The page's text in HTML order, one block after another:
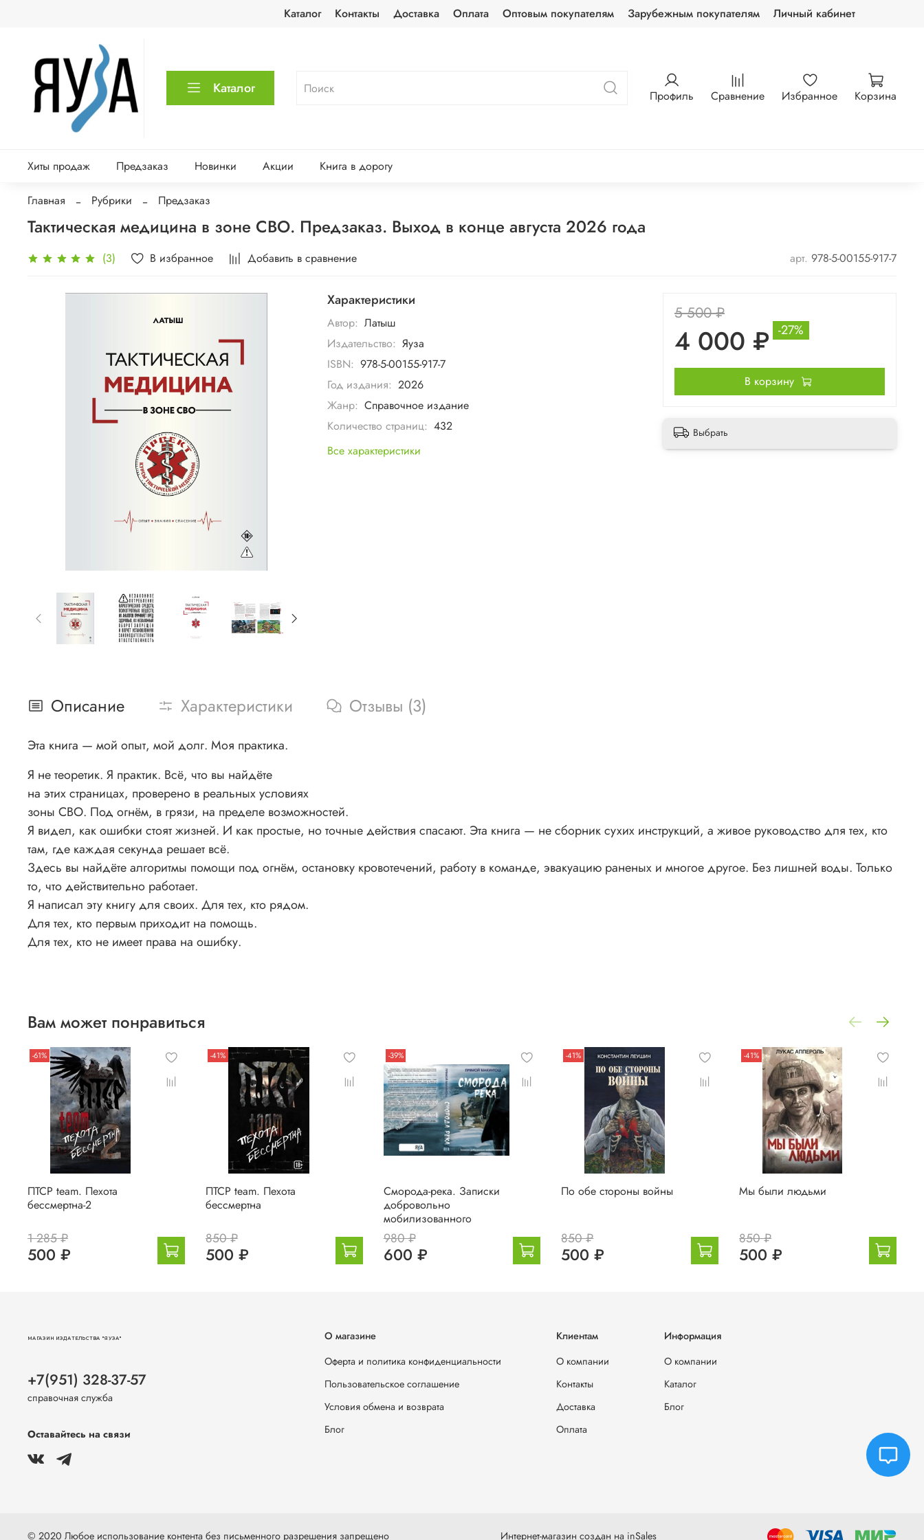
Каталог Контакты Доставка Оплата Оптовым покупателям Зарубежным покупателям Личный кабинет
Каталог Профиль Сравнение Избранное Корзина
Хиты продаж Предзаказ Новинки Акции Книга в дорогу
Главная Рубрики Предзаказ
Тактическая медицина в зоне СВО. Предзаказ. Выход в конце августа 2026 года
(3) В избранное Добавить в сравнение арт. 978-5-00155-917-7
Характеристики
Автор: Латыш
Издательство: Яуза
ISBN: 978-5-00155-917-7
Год издания: 2026
Жанр: Справочное издание
Количество страниц: 432
Все характеристики
5 500 ₽
4 000 ₽ -27%
В корзину
Выбрать
Описание Характеристики Отзывы (3)
Эта книга — мой опыт, мой долг. Моя практика.
Я не теоретик. Я практик. Всё, что вы найдёте
на этих страницах, проверено в реальных условиях
зоны СВО. Под огнём, в грязи, на пределе возможностей.
Я видел, как ошибки стоят жизней. И как простые, но точные действия спасают. Эта книга — не сборник сухих инструкций, а живое руководство для тех, кто
там, где каждая секунда решает всё.
Здесь вы найдёте алгоритмы помощи под огнём, остановку кровотечений, работу в команде, эвакуацию раненых и многое другое. Без лишней воды. Только
то, что действительно работает.
Я написал эту книгу для своих. Для тех, кто рядом.
Для тех, кто первым приходит на помощь.
Для тех, кто не имеет права на ошибку.
Вам может понравиться
-61%
ПТСР team. Пехота
бессмертна-2
1 285 ₽
500 ₽
-41%
ПТСР team. Пехота
бессмертна
850 ₽
500 ₽
-39%
Сморода-река. Записки
добровольно
мобилизованного
980 ₽
600 ₽
-41%
По обе стороны войны
850 ₽
500 ₽
-41%
Мы были людьми
850 ₽
500 ₽
О магазине
Оферта и политика конфиденциальности
Пользовательское соглашение
Условия обмена и возврата
Блог
Клиентам
О компании
Контакты
Доставка
Оплата
Информация
О компании
Каталог
Блог
МАГАЗИН ИЗДАТЕЛЬСТВА "ЯУЗА"
+7(951) 328-37-57
справочная служба
Оставайтесь на связи
© 2020 Любое использование контента без письменного разрешения запрещено Интернет-магазин создан на inSales